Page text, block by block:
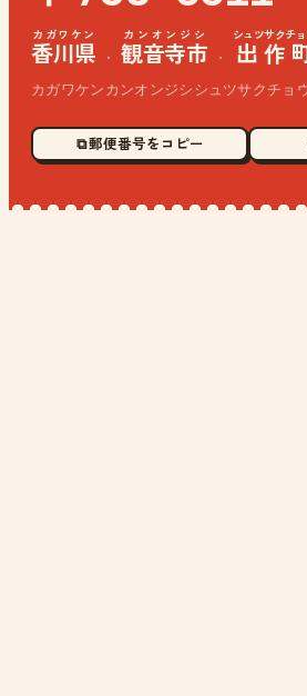
香川県
カガワケン
· 観音寺市
カンオンジシ
· 出作
シュツサクチ
カガワケンカンオンジシシュツサクチョ
⧉ 郵便番号をコピー